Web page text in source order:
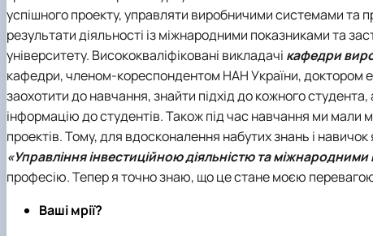
успішного проекту, управляти виробничими системами та
результати діяльності із міжнародними показниками та
університету. Висококваліфіковані викладачі кафедри
кафедри, членом-кореспондентом НАН України, доктором
заохотити до навчання, знайти підхід до кожного
інформацію до студентів. Також під час навчання ми мали
проектів. Тому, для вдосконалення набутих знань і
«Управління інвестиційною діяльністю та
професію. Тепер я точно знаю, що це стане моєю
Ваші мрії?